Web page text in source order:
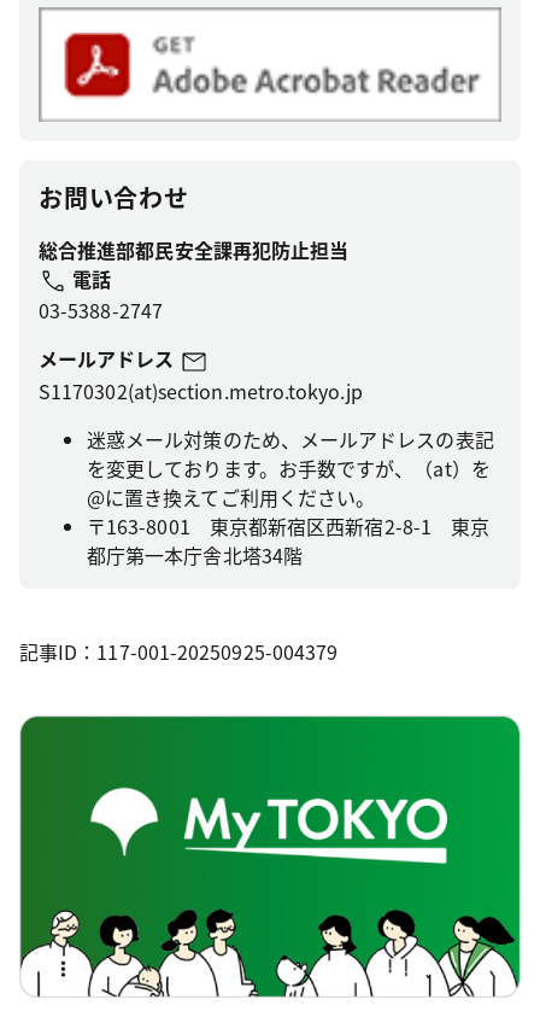
お問い合わせ
総合推進部都民安全課再犯防止担当
電話
03-5388-2747
メールアドレス
S1170302(at)section.metro.tokyo.jp
迷惑メール対策のため、メールアドレスの表記
を変更しております。お手数ですが、（at）を
@に置き換えてご利用ください。
〒163-8001 東京都新宿区西新宿2-8-1 東京
都庁第一本庁舎北塔34階
記事ID：117-001-20250925-004379